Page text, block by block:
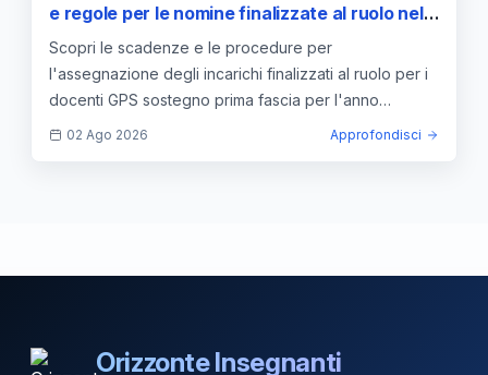
e regole per le nomine finalizzate al ruolo nel
2026/2027
Scopri le scadenze e le procedure per
l'assegnazione degli incarichi finalizzati al ruolo per i
docenti GPS sostegno prima fascia per l'anno
scolastico 2026/2027.
02 Ago 2026 Approfondisci
Orizzonte Insegnanti